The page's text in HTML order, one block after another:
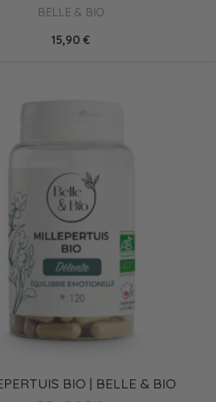
BELLE & BIO
15,90€
BIO | BELLE & BIO